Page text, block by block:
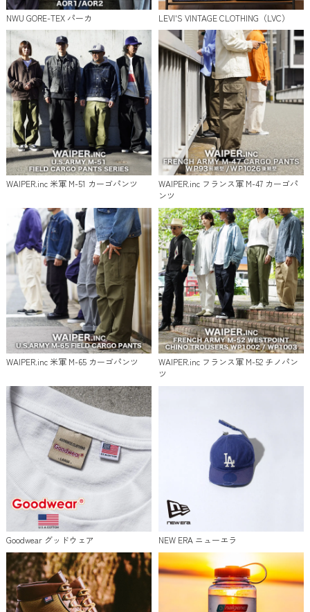
NWU GORE-TEX パーカ LEVI'S VINTAGE CLOTHING（LVC）
WAIPER.inc 米軍 M-51 カーゴパンツ
WAIPER.inc フランス軍 M-47 カーゴパ
ンツ
WAIPER.inc 米軍 M-65 カーゴパンツ
WAIPER.inc フランス軍 M-52 チノパン
ツ
Goodwear グッドウェア NEW ERA ニューエラ